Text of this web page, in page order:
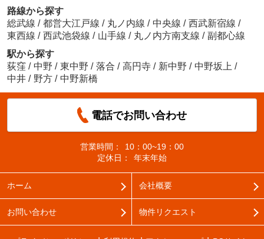
路線から探す
総武線 / 都営大江戸線 / 丸ノ内線 / 中央線 / 西武新宿線 /
東西線 / 西武池袋線 / 山手線 / 丸ノ内方南支線 / 副都心線
駅から探す
荻窪 / 中野 / 東中野 / 落合 / 高円寺 / 新中野 / 中野坂上 /
中井 / 野方 / 中野新橋
電話でお問い合わせ
営業時間：
10：00~19：00
定休日：
年末年始
ホーム 会社概要
お問い合わせ 物件リクエスト